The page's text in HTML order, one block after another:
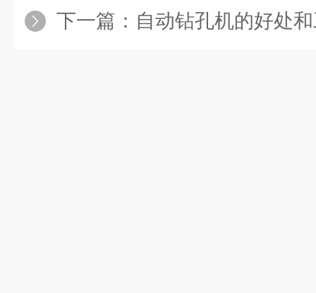
下一篇： 自动钻孔机的好处